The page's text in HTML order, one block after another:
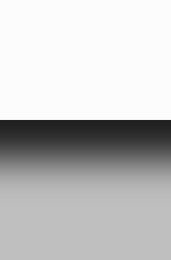
soubory
používáte